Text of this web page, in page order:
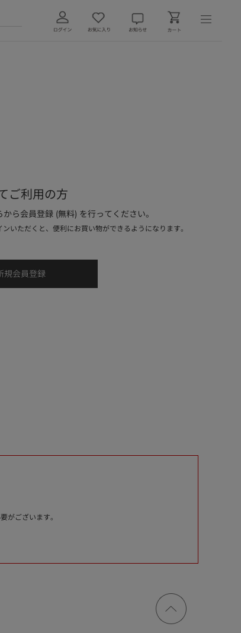
ご利用の方
ら会員登録 (無料) を行ってください。
いただくと、便利にお買い物ができるようになります。
がございます。
ページ
トップ